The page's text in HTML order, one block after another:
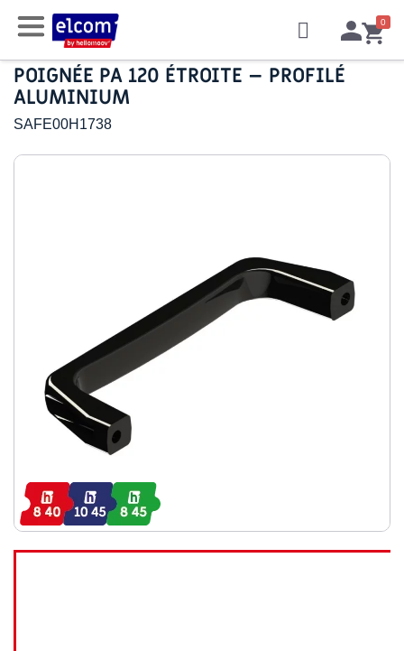
POIGNÉE PA 120 ÉTROITE – PROFILÉ
ALUMINIUM
SAFE00H1738